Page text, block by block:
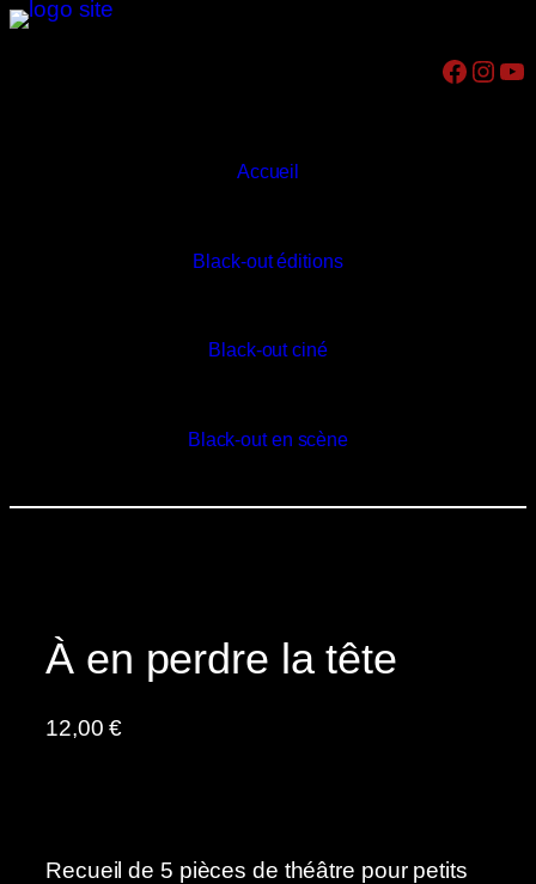
Aller
Facebook Instagram YouTube
Accueil
Black-out éditions
Black-out ciné
Black-out en scène
À en perdre la tête
12,00€
Recueil de 5 pièces de théâtre pour petits